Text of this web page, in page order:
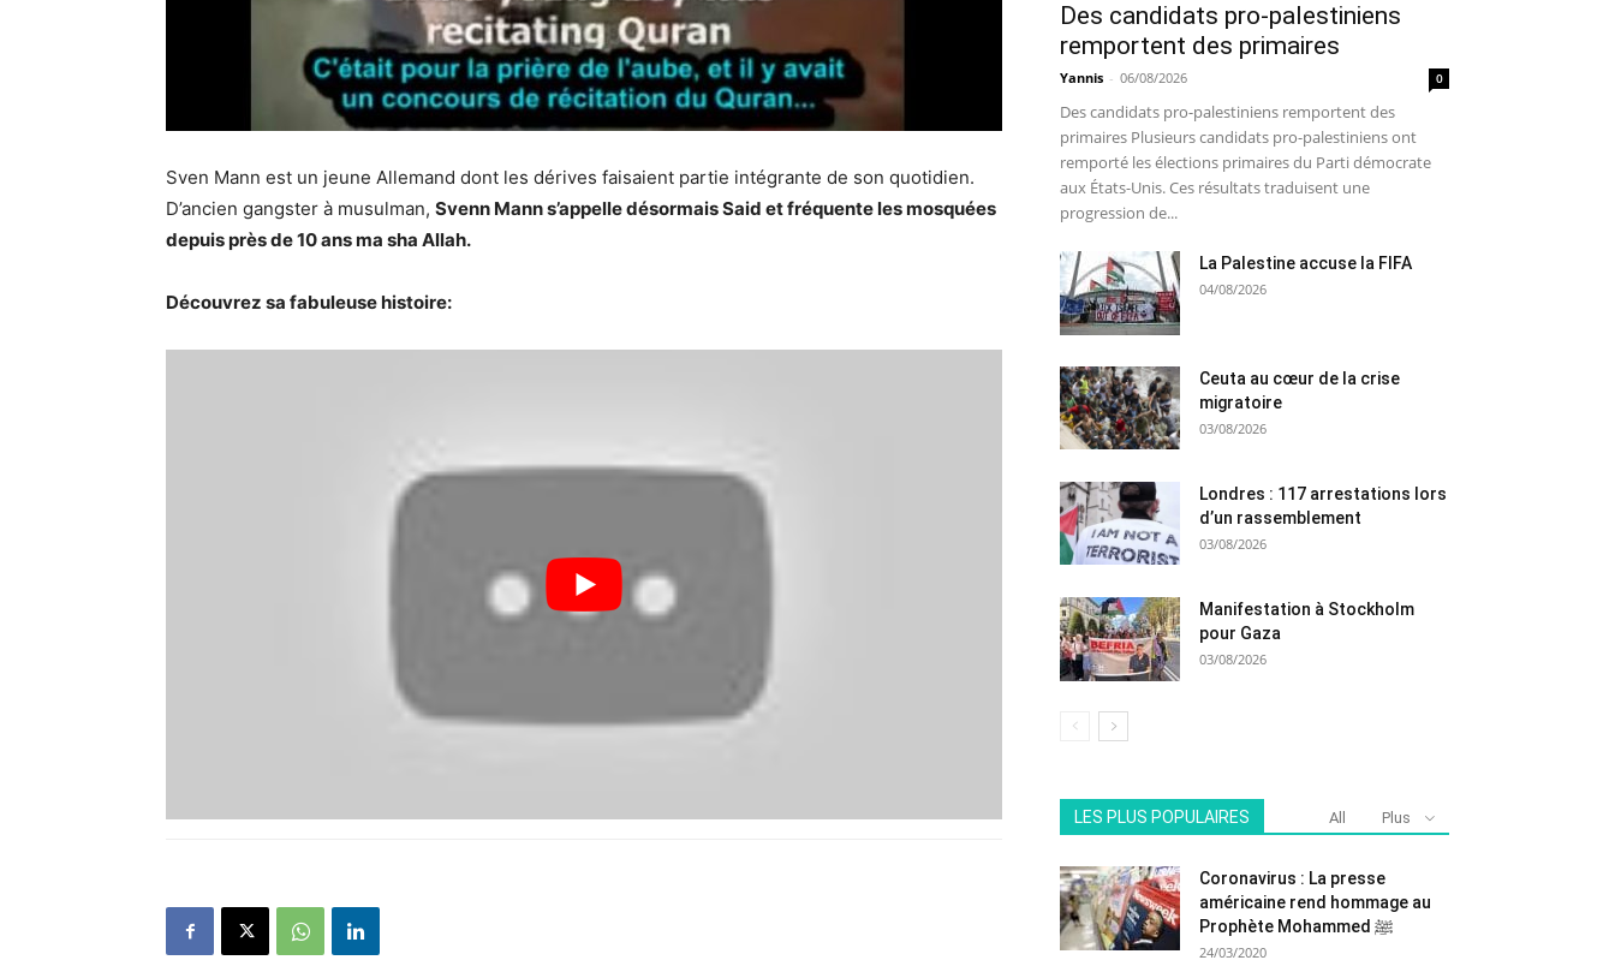
Sven Mann est un jeune Allemand dont les dérives faisaient partie intégrante de son quotidien.
D’ancien gangster à musulman, Svenn Mann s’appelle désormais Said et fréquente les mosquées
depuis près de 10 ans ma sha Allah.
Découvrez sa fabuleuse histoire:
Des candidats pro-palestiniens
remportent des primaires
Yannis - 06/08/2026 0
Des candidats pro-palestiniens remportent des
primaires Plusieurs candidats pro-palestiniens ont
remporté les élections primaires du Parti démocrate
aux États-Unis. Ces résultats traduisent une
progression de...
La Palestine accuse la FIFA
04/08/2026
Ceuta au cœur de la crise
migratoire
03/08/2026
Londres : 117 arrestations lors
d’un rassemblement
03/08/2026
Manifestation à Stockholm
pour Gaza
03/08/2026
LES PLUS POPULAIRES All Plus
Coronavirus : La presse
américaine rend hommage au
Prophète Mohammed ﷺ
24/03/2020